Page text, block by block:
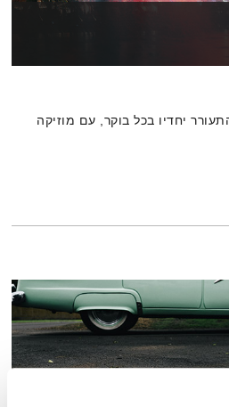
יחדיו בכל בוקר, עם מוזיקה